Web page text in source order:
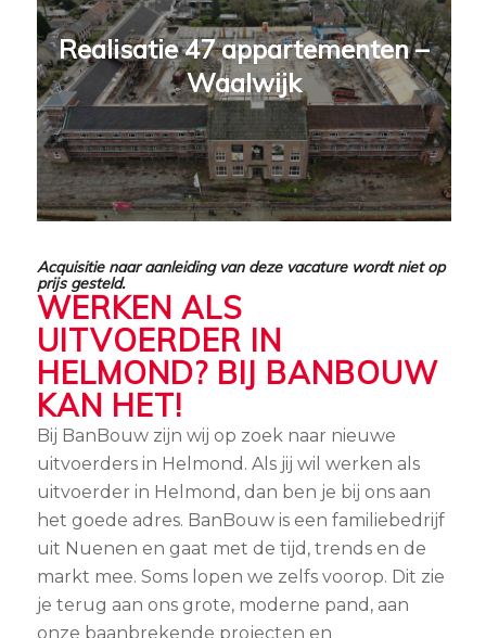
Realisatie 47 appartementen –
Waalwijk
Acquisitie naar aanleiding van deze vacature wordt niet op
prijs gesteld.
WERKEN ALS
UITVOERDER IN
HELMOND? BIJ BANBOUW
KAN HET!
Bij BanBouw zijn wij op zoek naar nieuwe
uitvoerders in Helmond. Als jij wil werken als
uitvoerder in Helmond, dan ben je bij ons aan
het goede adres. BanBouw is een familiebedrijf
uit Nuenen en gaat met de tijd, trends en de
markt mee. Soms lopen we zelfs voorop. Dit zie
je terug aan ons grote, moderne pand, aan
onze baanbrekende projecten en